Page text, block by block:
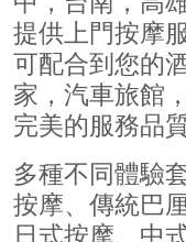
提供上門按摩
可配合到您的
家，汽車旅館
完美的服務品
多種不同體驗
按摩、傳統巴
日式按摩、中